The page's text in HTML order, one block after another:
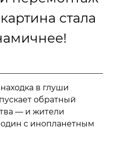
стала
в глуши
обратный
— и жители
с инопланетным